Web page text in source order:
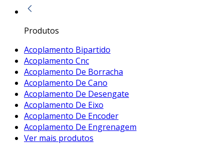
Produtos
Acoplamento Bipartido
Acoplamento Cnc
Acoplamento De Borracha
Acoplamento De Cano
Acoplamento De Desengate
Acoplamento De Eixo
Acoplamento De Encoder
Acoplamento De Engrenagem
Ver mais produtos